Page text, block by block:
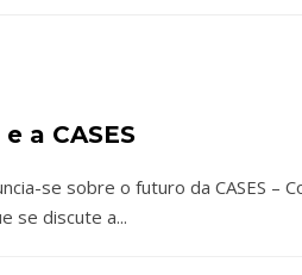
a CASES
se sobre o futuro da CASES –
se discute a...